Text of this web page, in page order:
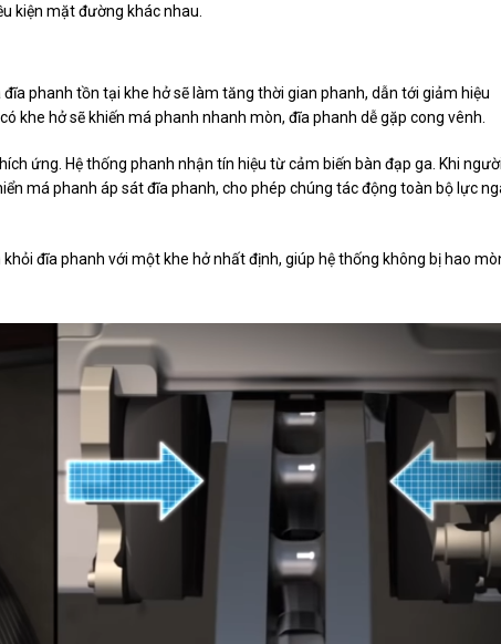
kiện mặt đường khác nhau.
phanh tồn tại khe hở sẽ làm tăng thời gian phanh, dẫn tới giảm hiệu
khe hở sẽ khiến má phanh nhanh mòn, đĩa phanh dễ gặp cong vênh.
ứng. Hệ thống phanh nhận tín hiệu từ cảm biến bàn đạp ga. Khi
má phanh áp sát đĩa phanh, cho phép chúng tác động toàn bộ lực
đĩa phanh với một khe hở nhất định, giúp hệ thống không bị hao